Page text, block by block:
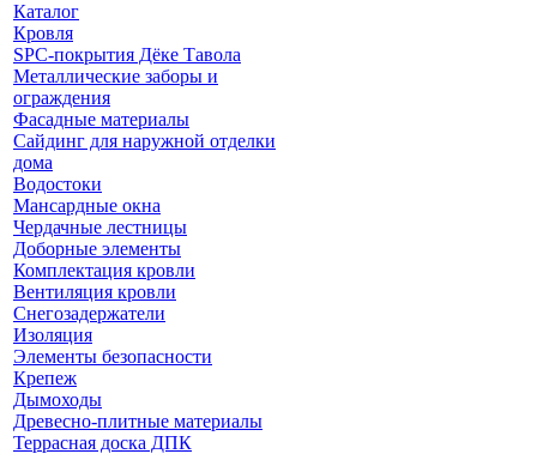
Каталог
Кровля
SPC-покрытия Дёке Тавола
Металлические заборы и
ограждения
Фасадные материалы
Сайдинг для наружной отделки
дома
Водостоки
Мансардные окна
Чердачные лестницы
Доборные элементы
Комплектация кровли
Вентиляция кровли
Снегозадержатели
Изоляция
Элементы безопасности
Крепеж
Дымоходы
Древесно-плитные материалы
Террасная доска ДПК